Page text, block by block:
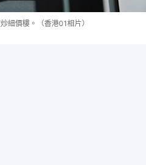
細價樓。（香港01相片）